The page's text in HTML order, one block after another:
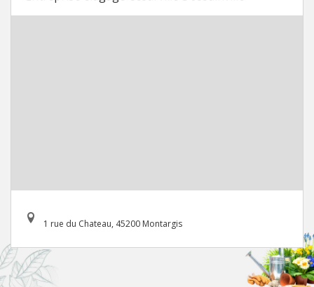
1 rue du Chateau, 45200 Montargis